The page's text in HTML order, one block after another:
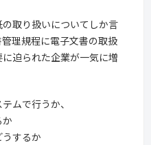
取り扱いについてしか言
理規程に電子文書の取扱
迫られた企業が一気に増
ムで行うか、
か
するか